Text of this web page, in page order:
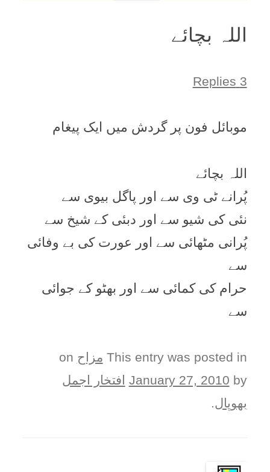
content
اللہ بچائے
3 Replies
موبائل فون پر گردش میں ایک پیغام
اللہ بچائے
پُرانے ٹی وی سے اور پاگل بیوی سے
نئی کی شیو سے اور دبئی کے شیخ سے
پُرانی مٹھائی سے اور عورت کی بے وفائی
سے
حرام کی کمائی سے اور بھٹو کے جوائی
سے
This entry was posted in مزاح
January 27, 2010 by
افتخار اجمل
بھوپال.